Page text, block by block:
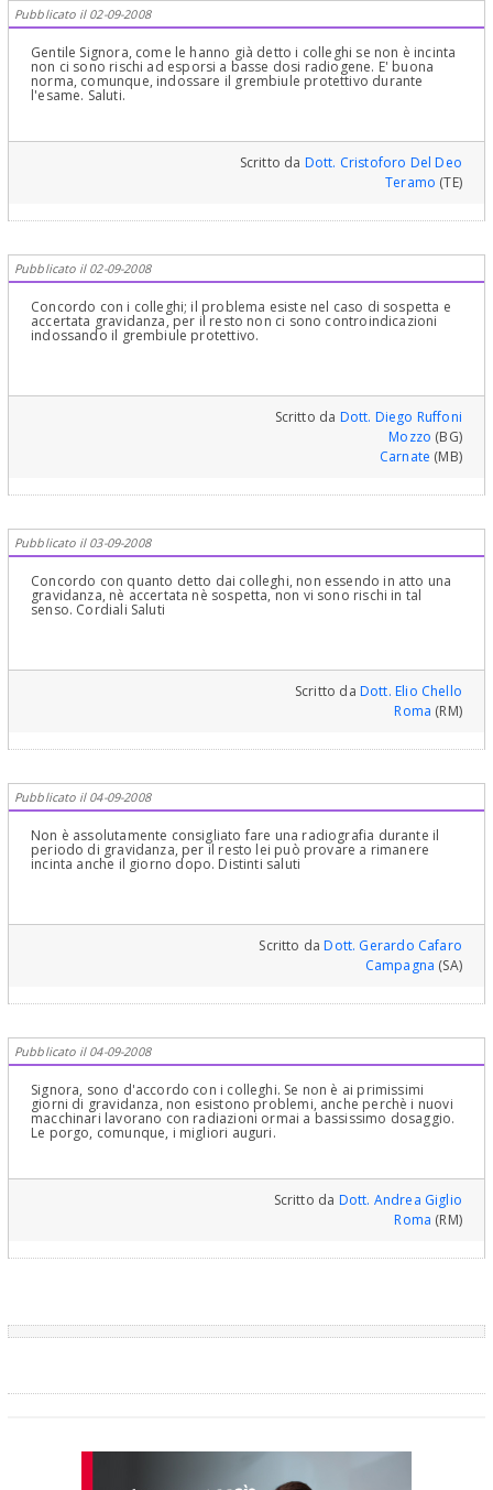
Pubblicato il 02-09-2008
Gentile Signora, come le hanno già detto i colleghi se non è incinta
non ci sono rischi ad esporsi a basse dosi radiogene. E' buona
norma, comunque, indossare il grembiule protettivo durante
l'esame. Saluti.
Scritto da Dott. Cristoforo Del Deo
Teramo (TE)
Pubblicato il 02-09-2008
Concordo con i colleghi; il problema esiste nel caso di sospetta e
accertata gravidanza, per il resto non ci sono controindicazioni
indossando il grembiule protettivo.
Scritto da Dott. Diego Ruffoni
Mozzo (BG)
Carnate (MB)
Pubblicato il 03-09-2008
Concordo con quanto detto dai colleghi, non essendo in atto una
gravidanza, nè accertata nè sospetta, non vi sono rischi in tal
senso. Cordiali Saluti
Scritto da Dott. Elio Chello
Roma (RM)
Pubblicato il 04-09-2008
Non è assolutamente consigliato fare una radiografia durante il
periodo di gravidanza, per il resto lei può provare a rimanere
incinta anche il giorno dopo. Distinti saluti
Scritto daDott. Gerardo Cafaro
Campagna (SA)
Pubblicato il 04-09-2008
Signora, sono d'accordo con i colleghi. Se non è ai primissimi
giorni di gravidanza, non esistono problemi, anche perchè i nuovi
macchinari lavorano con radiazioni ormai a bassissimo dosaggio.
Le porgo, comunque, i migliori auguri.
Scritto da Dott. Andrea Giglio
Roma (RM)